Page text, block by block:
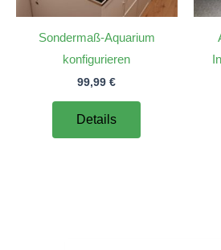
Sondermaß-Aquarium
konfigurieren
99,99€
Details